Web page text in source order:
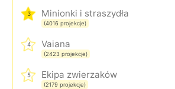
3 Minionki i straszydła
(4016 projekcje)
4 Vaiana
(2423 projekcje)
5 Ekipa zwierzaków
(2179 projekcje)